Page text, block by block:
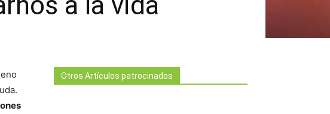
Otros Artículos patrocinados